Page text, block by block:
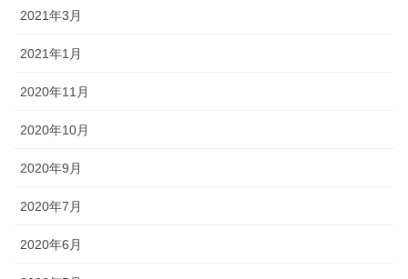
2021年3月
2021年1月
2020年11月
2020年10月
2020年9月
2020年7月
2020年6月